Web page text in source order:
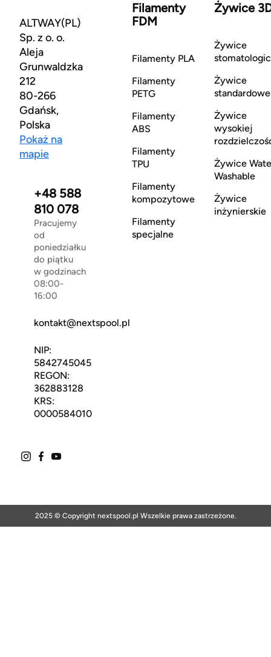
ALTWAY(PL)
Sp. z o. o.
Aleja
Grunwaldzka
212
80-266
Gdańsk,
Polska
Pokaż na
mapie
+48 588
810 078
Pracujemy
od
poniedziałku
do piątku
w godzinach
08:00-
16:00
kontakt@nextspool.pl
NIP:
5842745045
REGON:
362883128
KRS:
0000584010
Filamenty
FDM
Filamenty PLA
Filamenty
PETG
Filamenty
ABS
Filamenty
TPU
Filamenty
kompozytowe
Filamenty
specjalne
Żywice
Żywice
Żywice
standardowe
Żywice
wysokiej
Żywice
Washable
Żywice
inżynierskie